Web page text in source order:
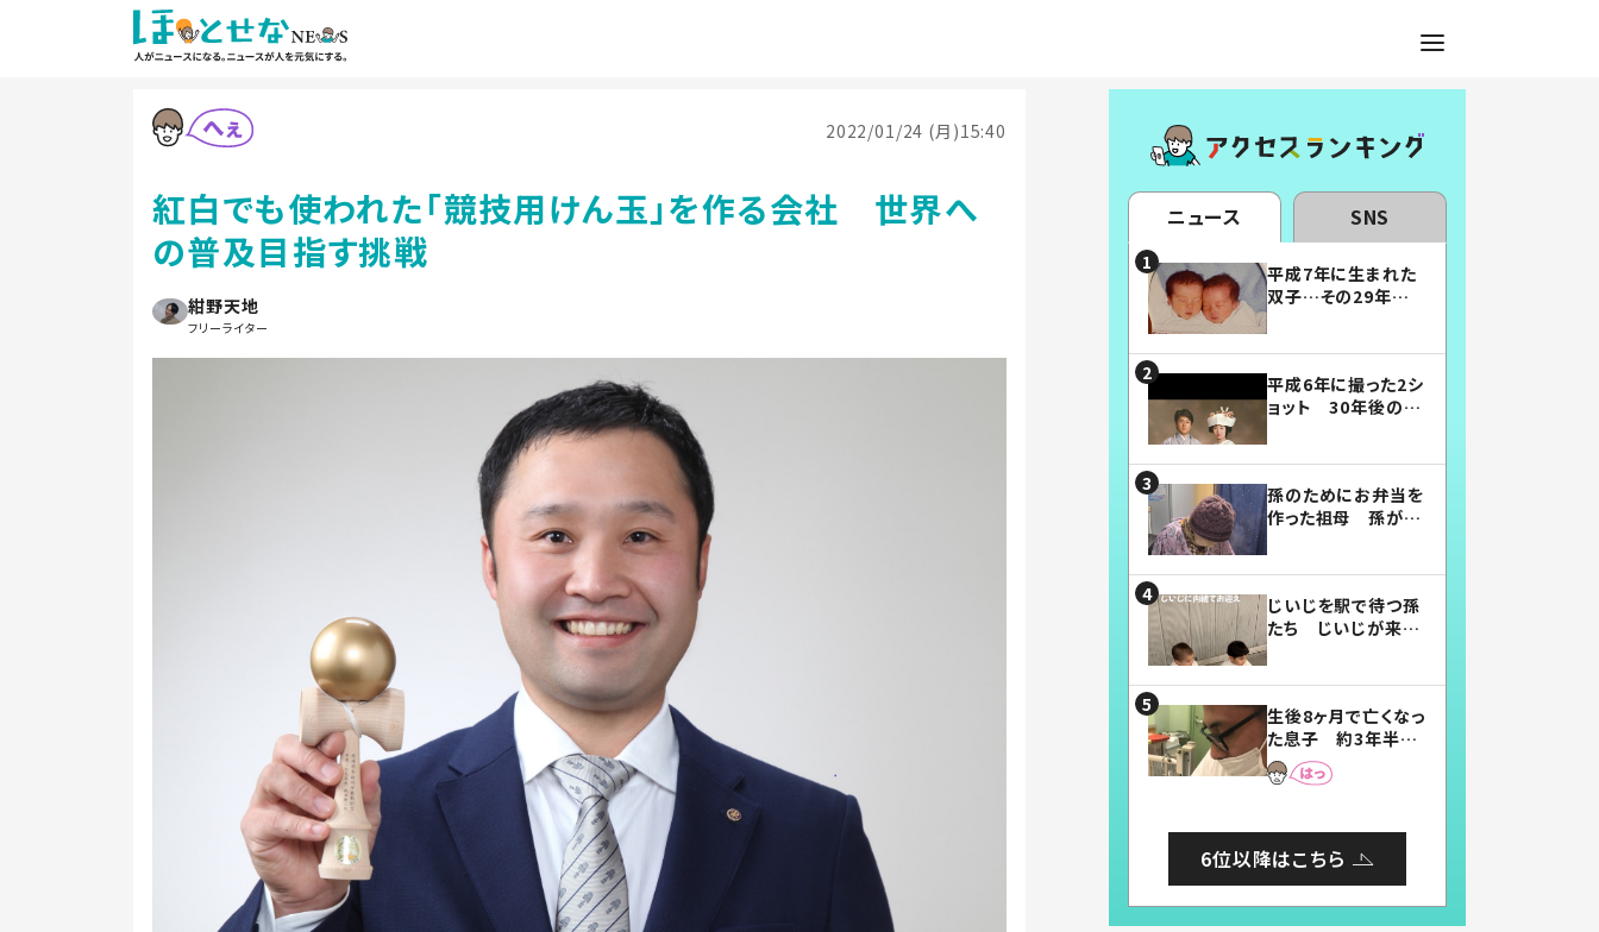
2022/01/24 (月)15:40
紅白でも使われた「競技用けん玉」を作る会社 世界へ
の普及目指す挑戦
紺野天地
フリーライター
ニュース SNS
平成7年に生まれた
双子…その29年後
平成6年に撮った2シ
ョット 30年後の姿
孫のためにお弁当を
作った祖母 孫が絶
じいじを駅で待つ孫
たち じいじが来た
まらない」「幸せにな
れる」
生後8ヶ月で亡くなっ
た息子 約3年半
後、当時の妻の日記
に書いてあった本音
6位以降はこちら